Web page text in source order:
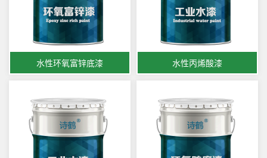
水性环氧富锌底漆 水性丙烯酸漆